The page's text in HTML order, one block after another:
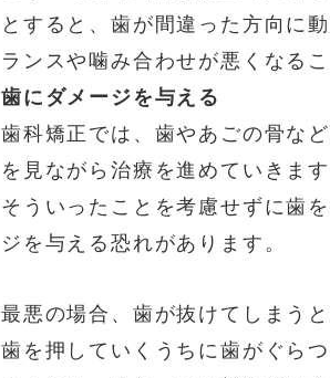
とすると、歯が間違った方向に
ランスや噛み合わせが悪くなる
歯にダメージを与える
歯科矯正では、歯やあごの骨な
を見ながら治療を進めていきます
そういったことを考慮せずに歯
ジを与える恐れがあります。
最悪の場合、歯が抜けてしまう
歯を押していくうちに歯がぐら